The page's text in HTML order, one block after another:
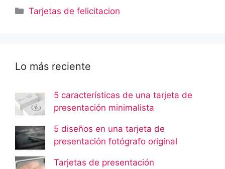
Categorías
Tarjetas de felicitacion
Lo más reciente
5 características de una tarjeta de
presentación minimalista
5 diseños en una tarjeta de
presentación fotógrafo original
Tarjetas de presentación